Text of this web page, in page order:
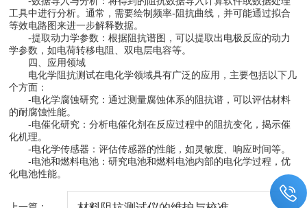
工具中进行分析。通常，需要绘制频率-阻抗曲线，并可能通过拟合
等效电路图来进一步解释数据。
-提取动力学参数：根据阻抗谱图，可以提取出电极反应的动力
学参数，如电荷转移电阻、双电层电容等。
四、应用领域
电化学阻抗测试在电化学领域具有广泛的应用，主要包括以下几
个方面：
-电化学腐蚀研究：通过测量腐蚀体系的阻抗谱，可以评估材料
的耐腐蚀性能。
-电催化研究：分析电催化剂在反应过程中的阻抗变化，揭示催
化机理。
-电化学传感器：评估传感器的性能，如灵敏度、响应时间等。
-电池和燃料电池：研究电池和燃料电池内部的电化学过程，优
化电池性能。